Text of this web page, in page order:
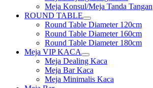
Meja Konsul/Meja Tanda Tangan
ROUND TABLE
Show
sub
menu
Round Table Diameter 120cm
Round Table Diameter 160cm
Round Table Diameter 180cm
Meja VIP KACA
Show
sub
menu
Meja Dealing Kaca
Meja Bar Kaca
Meja Minimalis Kaca